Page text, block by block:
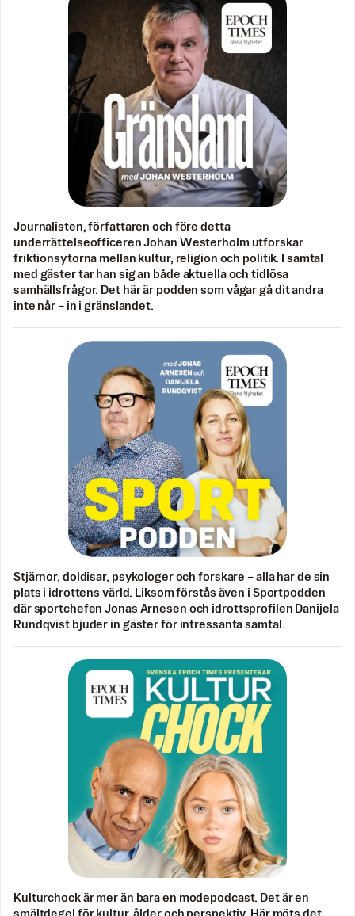
Journalisten, författaren och före detta
underrättelseofficeren Johan Westerholm utforskar
friktionsytorna mellan kultur, religion och politik. I samtal
med gäster tar han sig an både aktuella och tidlösa
samhällsfrågor. Det här är podden som vågar gå dit andra
inte når – in i gränslandet.
Stjärnor, doldisar, psykologer och forskare – alla har de sin
plats i idrottens värld. Liksom förstås även i Sportpodden
där sportchefen Jonas Arnesen och idrottsprofilen Danijela
Rundqvist bjuder in gäster för intressanta samtal.
Kulturchock är mer än bara en modepodcast. Det är en